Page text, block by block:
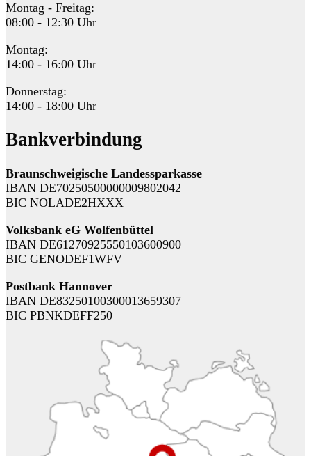
Montag - Freitag:
08:00 - 12:30 Uhr
Montag:
14:00 - 16:00 Uhr
Donnerstag:
14:00 - 18:00 Uhr
Bankverbindung
Braunschweigische Landessparkasse
IBAN DE70250500000009802042
BIC NOLADE2HXXX
Volksbank eG Wolfenbüttel
IBAN DE61270925550103600900
BIC GENODEF1WFV
Postbank Hannover
IBAN DE83250100300013659307
BIC PBNKDEFF250